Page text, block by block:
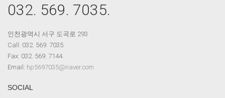
032. 569. 7035.
인천광역시 서구 도곡로 293
Call: 032. 569. 7035.
Fax: 032. 569. 7144.
Email: hp5697035@naver.com
SOCIAL